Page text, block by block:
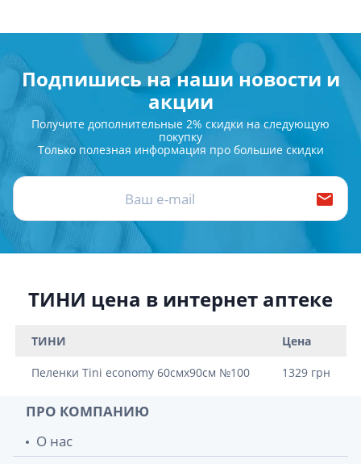
Подпишись на наши новости и
акции
Получите дополнительные 2% скидки на следующую
покупку
Только полезная информация про большие скидки
ТИНИ цена в интернет аптеке
ТИНИ Цена
Пеленки Tini economy 60смх90см №100 1329 грн
ПРО КОМПАНИЮ
О нас